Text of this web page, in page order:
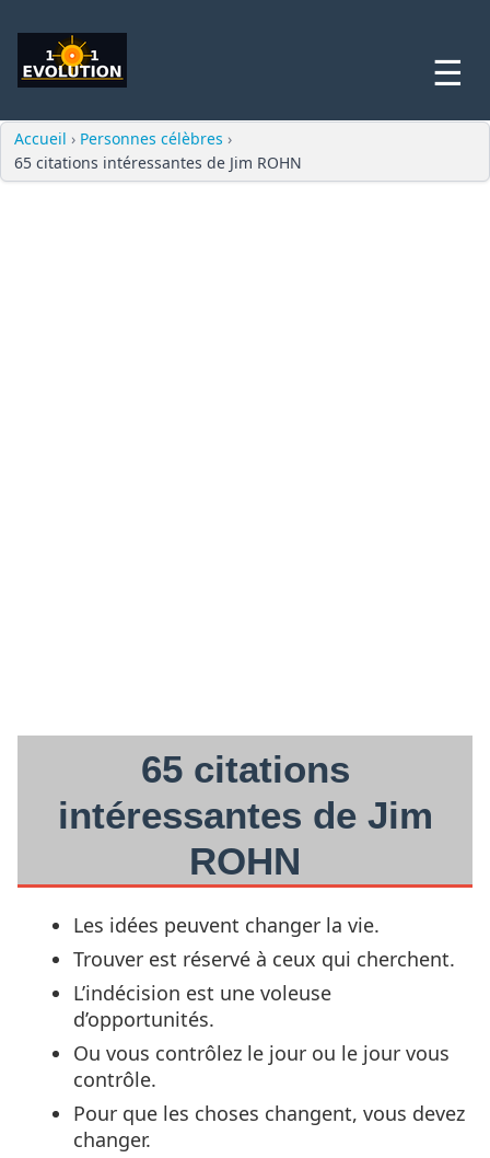
☰
Accueil › Personnes célèbres ›
65 citations intéressantes de Jim ROHN
65 citations
intéressantes de Jim
ROHN
Les idées peuvent changer la vie.
Trouver est réservé à ceux qui cherchent.
L’indécision est une voleuse
d’opportunités.
Ou vous contrôlez le jour ou le jour vous
contrôle.
Pour que les choses changent, vous devez
changer.